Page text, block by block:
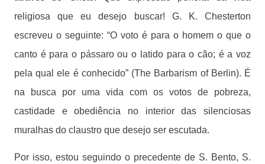
religiosa que eu desejo buscar! G. K. Chesterton
escreveu o seguinte: “O voto é para o homem o que o
canto é para o pássaro ou o latido para o cão; é a voz
pela qual ele é conhecido” (The Barbarism of Berlin). É
na busca por uma vida com os votos de pobreza,
castidade e obediência no interior das silenciosas
muralhas do claustro que desejo ser escutada.
Por isso, estou seguindo o precedente de S. Bento, S.